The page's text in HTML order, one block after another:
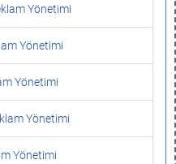
Yönetimi
Yönetimi
Yönetimi
Yönetimi
Yönetimi